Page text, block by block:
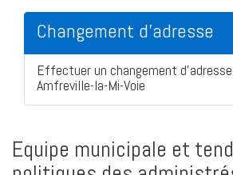
Changement d'adresse
Effectuer un changement
Amfreville-la-Mi-Voie
Equipe municipale et